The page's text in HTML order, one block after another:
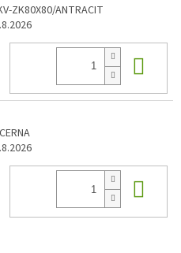
ZK80X80/ANTRACIT